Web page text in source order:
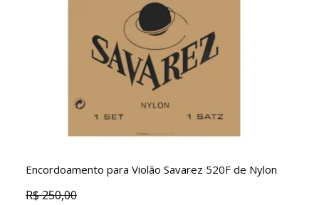
Encordoamento para Violão Savarez 520F de Nylon
R$250,00